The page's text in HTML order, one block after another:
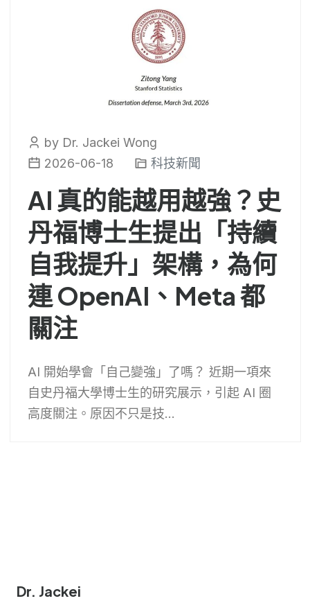
by Dr. Jackei Wong
2026-06-18
科技新聞
AI 真的能越用越強？史
丹福博士生提出「持續
自我提升」架構，為何
連 OpenAI、Meta 都
關注
AI 開始學會「自己變強」了嗎？ 近期一項來
自史丹福大學博士生的研究展示，引起 AI 圈
高度關注。原因不只是技...
Dr. Jackei